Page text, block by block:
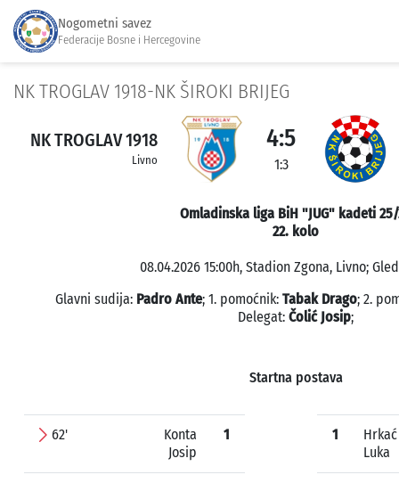
Nogometni savez
Federacije Bosne i Hercegovine
NK TROGLAV 1918-NK ŠIROKI BRIJEG
NK TROGLAV 1918
Livno
4:5
1:3
Omladinska liga BiH "JUG" kadeti
22. kolo
08.04.2026 15:00h, Stadion Zgona, Livno;
Glavni sudija: Padro Ante; 1. pomoćnik: Tabak Drago; 2.
Delegat: Čolić Josip;
Startna postava
62'
Konta
Josip
1 1
Hrkać
Luka